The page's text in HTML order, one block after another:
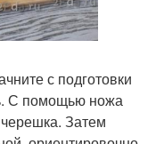
с подготовки
С помощью ножа
Затем